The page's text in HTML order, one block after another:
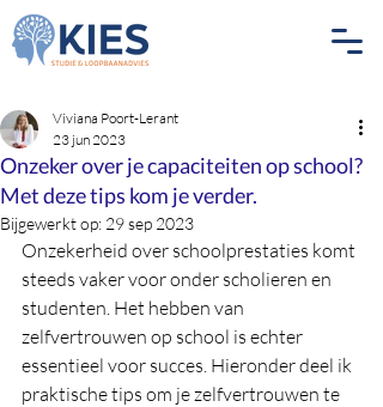
Onzeker over je capaciteiten op school?
Met deze tips kom je verder.
Viviana Poort-Lerant
23 jun 2023
Bijgewerkt op: 29 sep 2023
Onzekerheid over schoolprestaties komt
steeds vaker voor onder scholieren en
studenten. Het hebben van
zelfvertrouwen op school is echter
essentieel voor succes. Hieronder deel ik
praktische tips om je zelfvertrouwen te